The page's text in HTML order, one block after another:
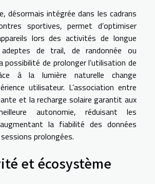
désormais intégrée dans les cadrans
sportives, permet d’optimiser
lors des activités de longue
de trail, de randonnée ou
possibilité de prolonger l’utilisation de
à la lumière naturelle change
utilisateur. L’association entre
et la recharge solaire garantit aux
autonomie, réduisant les
la fiabilité des données
prolongées.
et écosystème